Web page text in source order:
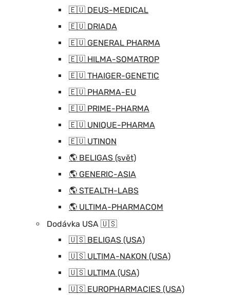
🇪🇺 DEUS-MEDICAL
🇪🇺 DRIADA
🇪🇺 GENERAL PHARMA
🇪🇺 HILMA-SOMATROP
🇪🇺 THAIGER-GENETIC
🇪🇺 PHARMA-EU
🇪🇺 PRIME-PHARMA
🇪🇺 UNIQUE-PHARMA
🇪🇺 UTINON
🌎 BELIGAS (svět)
🌎 GENERIC-ASIA
🌎 STEALTH-LABS
🌎 ULTIMA-PHARMACOM
Dodávka USA 🇺🇸
🇺🇸 BELIGAS (USA)
🇺🇸 ULTIMA-NAKON (USA)
🇺🇸 ULTIMA (USA)
🇺🇸 EUROPHARMACIES (USA)